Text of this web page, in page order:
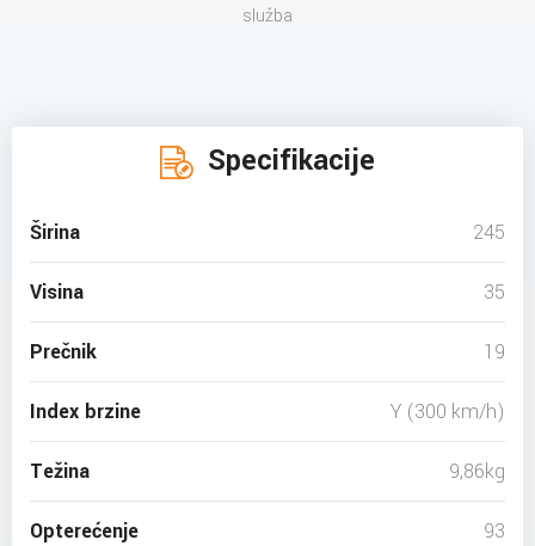
služba
Specifikacije
Širina 245
Visina 35
Prečnik 19
Index brzine Y (300 km/h)
Težina 9,86kg
Opterećenje 93